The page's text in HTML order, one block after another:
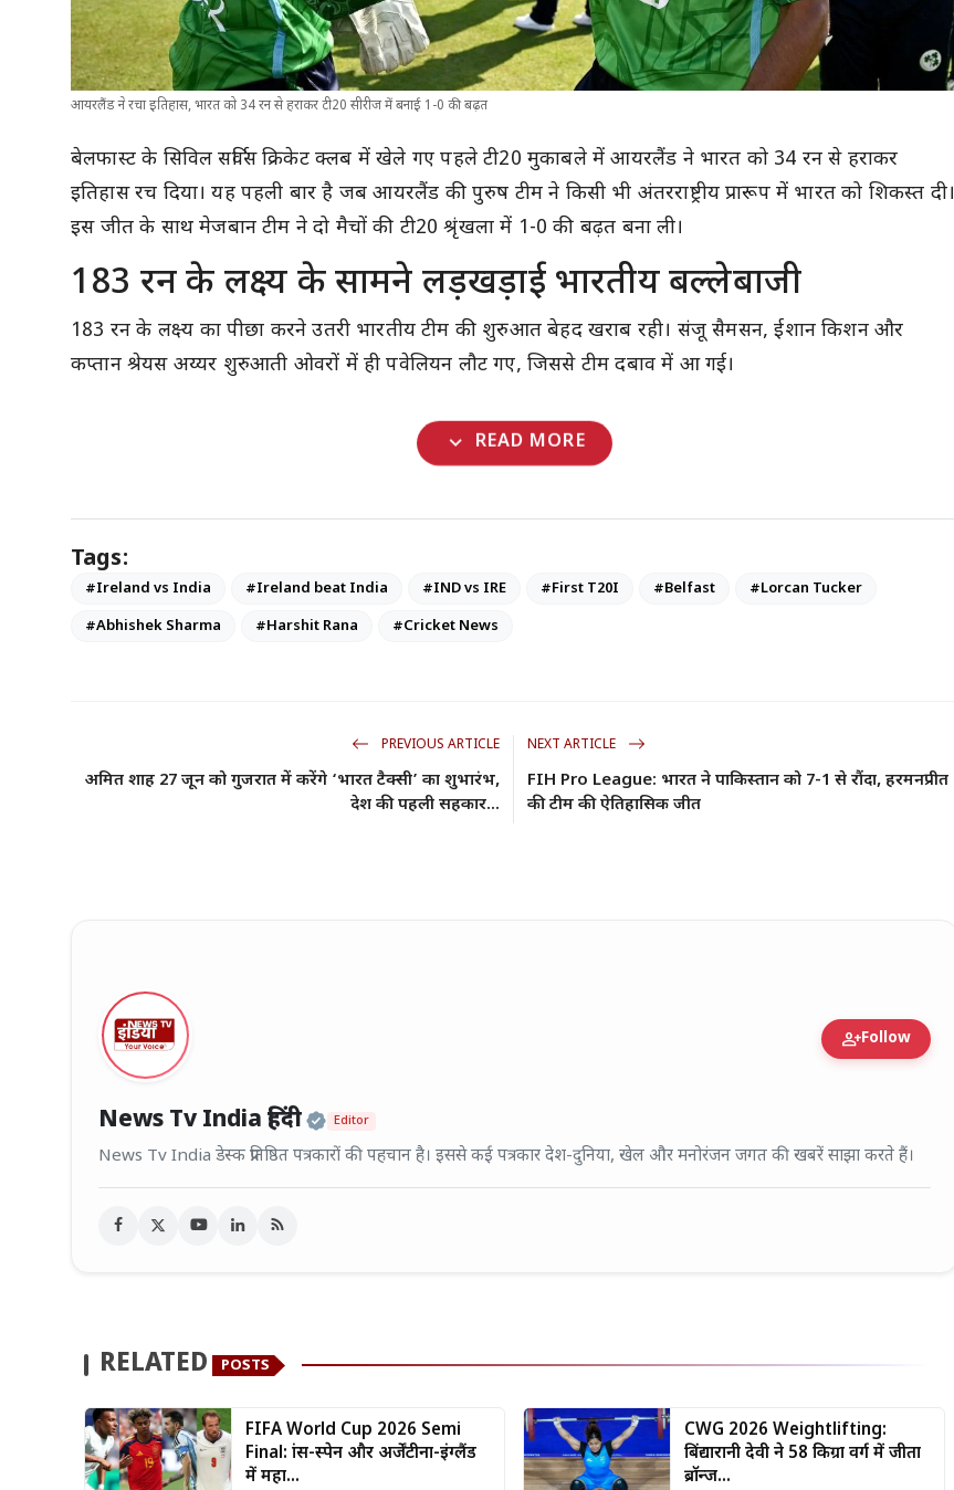
आयरलैंड ने रचा इतिहास, भारत को 34 रन से हराकर टी20 सीरीज में बनाई 1-0 की बढ़त
बेलफास्ट के सिविल सर्विस क्रिकेट क्लब में खेले गए पहले टी20 मुकाबले में आयरलैंड ने भारत को 34 रन से हराकर
इतिहास रच दिया। यह पहली बार है जब आयरलैंड की पुरुष टीम ने किसी भी अंतरराष्ट्रीय प्रारूप में भारत को शिकस्त दी।
इस जीत के साथ मेजबान टीम ने दो मैचों की टी20 श्रृंखला में 1-0 की बढ़त बना ली।
183 रन के लक्ष्य के सामने लड़खड़ाई भारतीय बल्लेबाजी
183 रन के लक्ष्य का पीछा करने उतरी भारतीय टीम की शुरुआत बेहद खराब रही। संजू सैमसन, ईशान किशन और
कप्तान श्रेयस अय्यर शुरुआती ओवरों में ही पवेलियन लौट गए, जिससे टीम दबाव में आ गई।
expand_more READ MORE
Tags:
#Ireland vs India #Ireland beat India #IND vs IRE #First T20I #Belfast
#Lorcan Tucker
#Abhishek Sharma
#Harshit Rana #Cricket News
PREVIOUS ARTICLE
अमित शाह 27 जून को गुजरात में करेंगे ‘भारत टैक्सी’ का शुभारंभ,
देश की पहली सहकार...
NEXT ARTICLE
FIH Pro League: भारत ने पाकिस्तान को 7-1 से रौंदा, हरमनप्रीत
की टीम की ऐतिहासिक जीत
person_addFollow
News Tv India हिंदी Official | Verified Expert • 27 Mar, 2026
Editor
News Tv India डेस्क प्रतिष्ठित पत्रकारों की पहचान है। इससे कई पत्रकार देश-दुनिया, खेल और मनोरंजन जगत की खबरें साझा करते हैं।
RELATED POSTS
FIFA World Cup 2026 Semi
Final: फ्रांस-स्पेन और अर्जेंटीना-इंग्लैंड
में महा...
CWG 2026 Weightlifting:
बिंद्यारानी देवी ने 58 किग्रा वर्ग में जीता
ब्रॉन्ज...